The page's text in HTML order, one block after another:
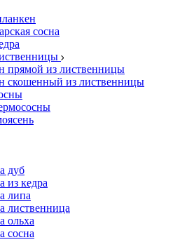
сосна
прямой из лиственницы
скошенный из лиственницы
дуб
из кедра
липа
лиственница
ольха
сосна